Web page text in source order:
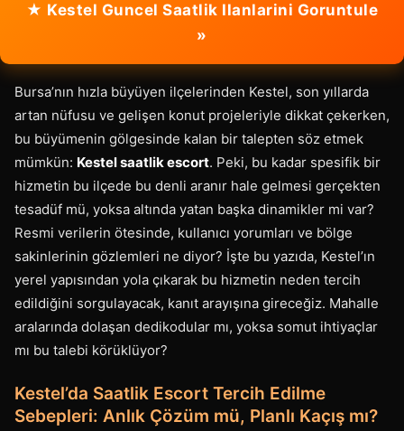
★ Kestel Guncel Saatlik Ilanlarini Goruntule
»
Bursa’nın hızla büyüyen ilçelerinden Kestel, son yıllarda
artan nüfusu ve gelişen konut projeleriyle dikkat çekerken,
bu büyümenin gölgesinde kalan bir talepten söz etmek
mümkün: Kestel saatlik escort. Peki, bu kadar spesifik bir
hizmetin bu ilçede bu denli aranır hale gelmesi gerçekten
tesadüf mü, yoksa altında yatan başka dinamikler mi var?
Resmi verilerin ötesinde, kullanıcı yorumları ve bölge
sakinlerinin gözlemleri ne diyor? İşte bu yazıda, Kestel’ın
yerel yapısından yola çıkarak bu hizmetin neden tercih
edildiğini sorgulayacak, kanıt arayışına gireceğiz. Mahalle
aralarında dolaşan dedikodular mı, yoksa somut ihtiyaçlar
mı bu talebi körüklüyor?
Kestel’da Saatlik Escort Tercih Edilme
Sebepleri: Anlık Çözüm mü, Planlı Kaçış mı?